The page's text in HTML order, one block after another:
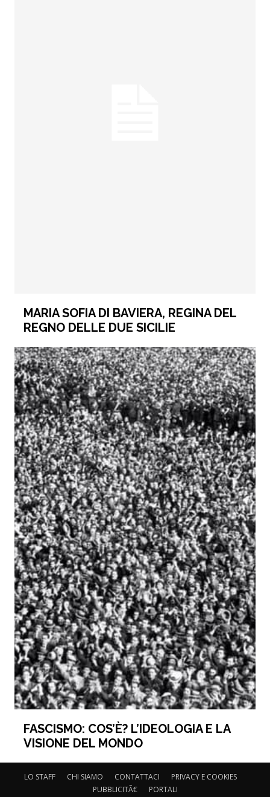
MARIA SOFIA DI BAVIERA, REGINA DEL
REGNO DELLE DUE SICILIE
FASCISMO: COS’È? L’IDEOLOGIA E LA
VISIONE DEL MONDO
LO STAFF CHI SIAMO CONTATTACI
PRIVACY E COOKIES
PUBBLICITÃ€
PORTALI